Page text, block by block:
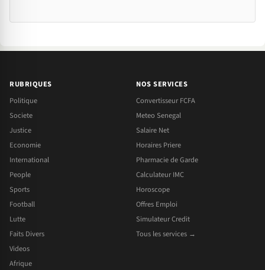
RUBRIQUES
Politique
Societe
Justice
Economie
International
People
Sports
Football
Lutte
Faits Divers
Videos
Afrique
NOS SERVICES
Convertisseur FCFA
Meteo Senegal
Salaire Net
Horaires Priere
Pharmacie de Garde
Calculateur IMC
Horoscope
Offres Emploi
Simulateur Credit
Tous les services →